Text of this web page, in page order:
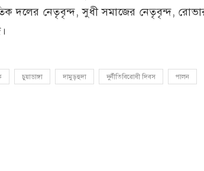
দলের নেতৃবৃন্দ, সুধী সমাজের নেতৃবৃন্দ,
চুয়াডাঙ্গা দামুড়হুদা দুর্নীতিবিরোধী দিবস পালন